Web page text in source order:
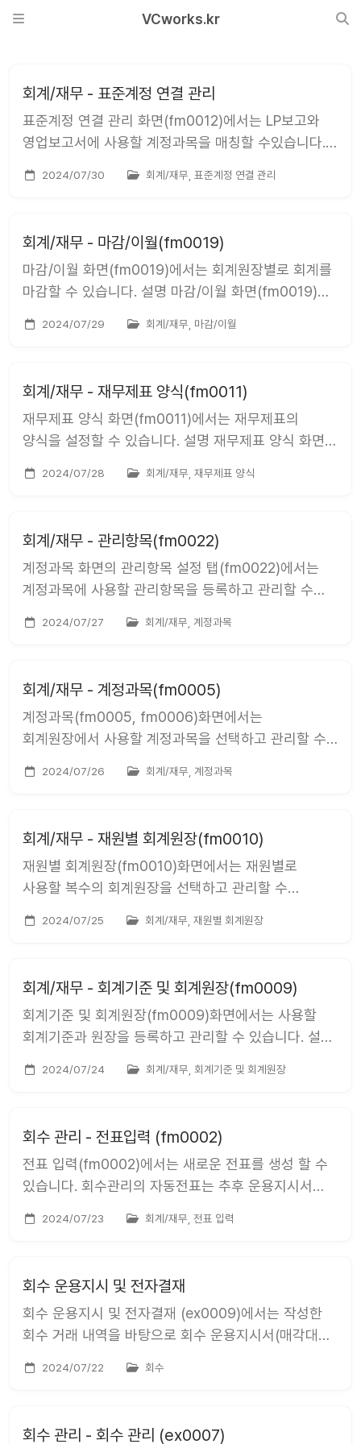
VCworks.kr
회계/재무 - 표준계정 연결 관리
표준계정 연결 관리 화면(fm0012)에서는 LP보고와
영업보고서에 사용할 계정과목을 매칭할 수있습니다.
&gt; 설정 &gt; 표준계정 연결 관리 을 통해서 접근
설정 회계...
2024/07/30 회계/재무, 표준계정 연결 관리
회계/재무 - 마감/이월(fm0019)
마감/이월 화면(fm0019)에서는 회계원장별로 회계를
마감할 수 있습니다. 설명 마감/이월 화면(fm0019)은
접근 가능합니다. 회계원장별로 회계를 마감할 수
2024/07/29 회계/재무, 마감/이월
회계/재무 - 재무제표 양식(fm0011)
재무제표 양식 화면(fm0011)에서는 재무제표의
양식을 설정할 수 있습니다. 설명 재무제표 양식 화면
을 통해서 접근 가능합니다. 재무제표의 계정과목을
있습...
2024/07/28 회계/재무, 재무제표 양식
회계/재무 - 관리항목(fm0022)
계정과목 화면의 관리항목 설정 탭(fm0022)에서는
계정과목에 사용할 관리항목을 등록하고 관리할 수
(fm0022)은 회계/재무 &gt; 기본정보설정 &gt;
화면의 좌측 영역에서 ...
2024/07/27 회계/재무, 계정과목
회계/재무 - 계정과목(fm0005)
계정과목(fm0005, fm0006)화면에서는
회계원장에서 사용할 계정과목을 선택하고 관리할 수
설정 &gt; 계정과목 을 통해서 접근 가능합니다.
확인할 수 있습니다....
2024/07/26 회계/재무, 계정과목
회계/재무 - 재원별 회계원장(fm0010)
재원별 회계원장(fm0010)화면에서는 재원별로
사용할 복수의 회계원장을 선택하고 관리할 수
재무 &gt; 설정 &gt; 재원별 회계원장 을 통해서 접근
설정할 수 있습니다....
2024/07/25 회계/재무, 재원별 회계원장
회계/재무 - 회계기준 및 회계원장(fm0009)
회계기준 및 회계원장(fm0009)화면에서는 사용할
회계기준과 원장을 등록하고 관리할 수 있습니다. 설명
설정 &gt; 회계기준 및 회계원장 을 통해서 접근
클릭하면 우측에 드...
2024/07/24 회계/재무, 회계기준 및 회계원장
회수 관리 - 전표입력 (fm0002)
전표 입력(fm0002)에서는 새로운 전표를 생성 할 수
있습니다. 회수관리의 자동전표는 추후 운용지시서
(fm0002)은 회계/재무 &gt; 전표 &gt; 전표 입력 을
2024/07/23 회계/재무, 전표 입력
회수 운용지시 및 전자결재
회수 운용지시 및 전자결재 (ex0009)에서는 작성한
회수 거래 내역을 바탕으로 회수 운용지시서(매각대금
대한 전자결재를 상신하는 방법을 설명합니다. 설명
2024/07/22 회수
회수 관리 - 회수 관리 (ex0007)